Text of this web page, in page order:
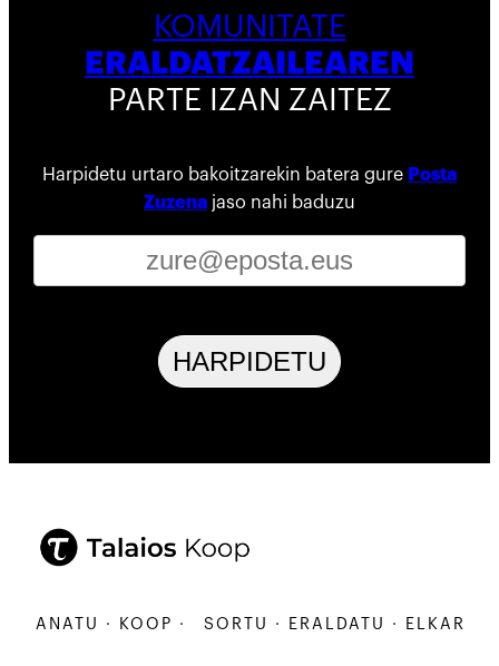
KOMUNITATE
ERALDATZAILEAREN
PARTE IZAN ZAITEZ
Harpidetu urtaro bakoitzarekin batera gure Posta
Zuzena jaso nahi baduzu
HARPIDETU
· KOOP · SORTU · ERALDATU ·